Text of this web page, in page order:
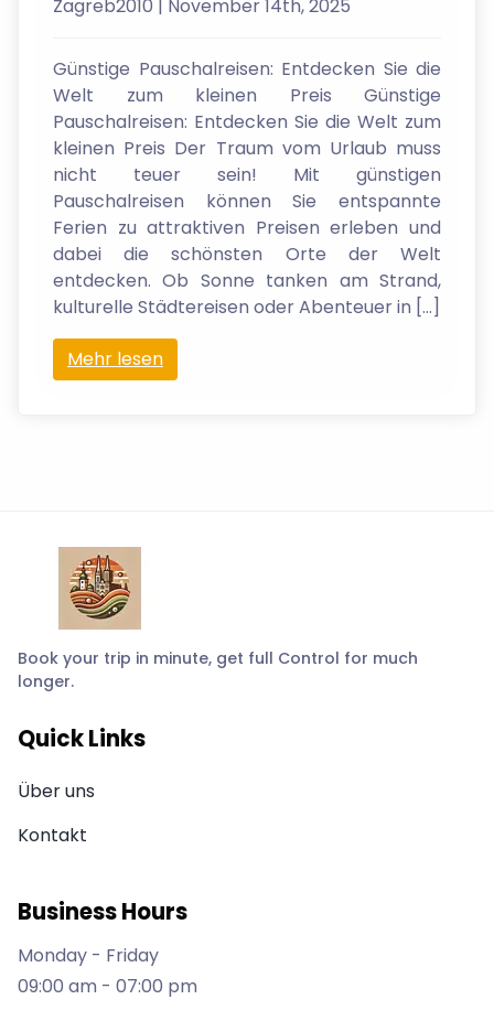
Zagreb2010 | November 14th, 2025
Günstige Pauschalreisen: Entdecken Sie die
Welt zum kleinen Preis Günstige
Pauschalreisen: Entdecken Sie die Welt zum
kleinen Preis Der Traum vom Urlaub muss
nicht teuer sein! Mit günstigen
Pauschalreisen können Sie entspannte
Ferien zu attraktiven Preisen erleben und
dabei die schönsten Orte der Welt
entdecken. Ob Sonne tanken am Strand,
kulturelle Städtereisen oder Abenteuer in […]
Mehr lesen
Book your trip in minute, get full Control for much
longer.
Quick Links
Über uns
Kontakt
Business Hours
Monday - Friday
09:00 am - 07:00 pm